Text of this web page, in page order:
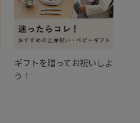
ギフトを贈ってお祝いしよ
う！